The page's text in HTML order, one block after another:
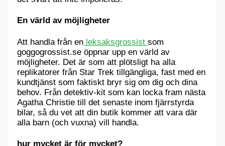
En värld av möjligheter
Att handla från en leksaksgrossistsom
goggogrossist.se öppnar upp en värld av
möjligheter. Det är som att plötsligt ha alla
replikatorer från Star Trek tillgängliga, fast med en
kundtjänst som faktiskt bryr sig om dig och dina
behov. Från detektiv-kit som kan locka fram nästa
Agatha Christie till det senaste inom fjärrstyrda
bilar, så du vet att din butik kommer att vara där
alla barn (och vuxna) vill handla.
hur mycket är för mycket?